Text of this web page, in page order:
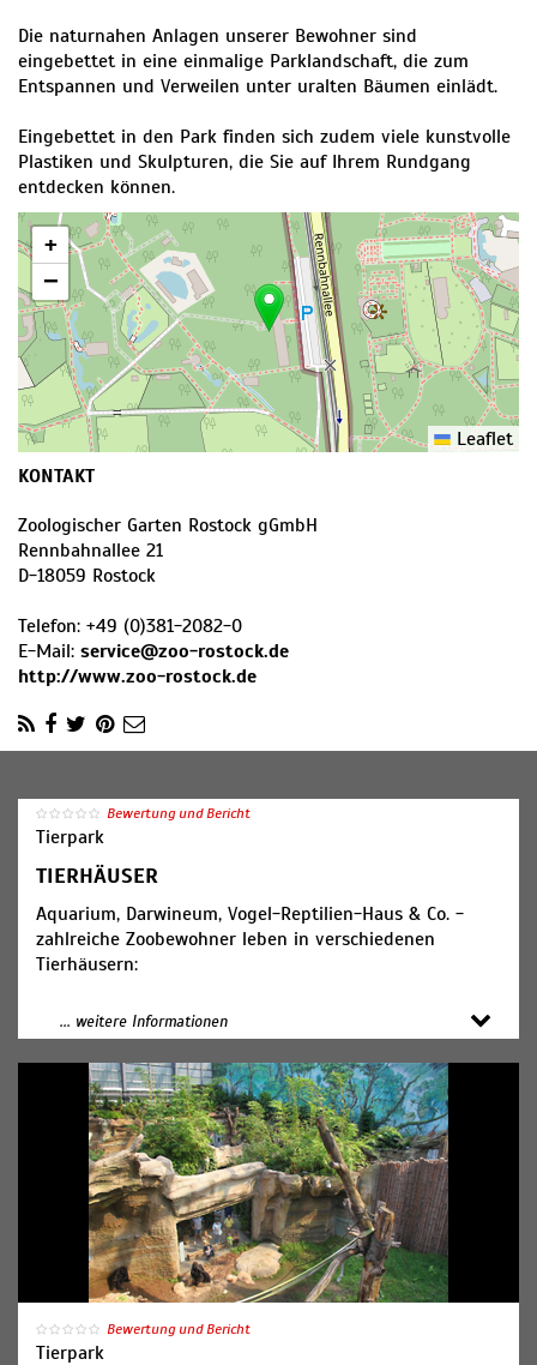
Die naturnahen Anlagen unserer Bewohner sind
eingebettet in eine einmalige Parklandschaft, die zum
Entspannen und Verweilen unter uralten Bäumen einlädt.
Eingebettet in den Park finden sich zudem viele kunstvolle
Plastiken und Skulpturen, die Sie auf Ihrem Rundgang
entdecken können.
+
−
Leaflet
KONTAKT
Zoologischer Garten Rostock gGmbH
Rennbahnallee 21
D-18059 Rostock
Telefon: +49 (0)381-2082-0
E-Mail: service@zoo-rostock.de
http://www.zoo-rostock.de
Bewertung und Bericht
Tierpark
TIERHÄUSER
Aquarium, Darwineum, Vogel-Reptilien-Haus & Co. -
zahlreiche Zoobewohner leben in verschiedenen
Tierhäusern:
Altweltaffen-Haus
Aquarium
Darwineum: Ausstellung zur Evolution und Epigenetik /
Tropenhalle
Krokodil-Haus
Großkatzen-Haus
Polarium: Meereswelten, Eiswelten
Regenwald-Pavillon
Südamerika-Haus
Vogel-Reptilien-Haus
Zwergflusspferd-Haus
... weitere Informationen
Bewertung und Bericht
Tierpark